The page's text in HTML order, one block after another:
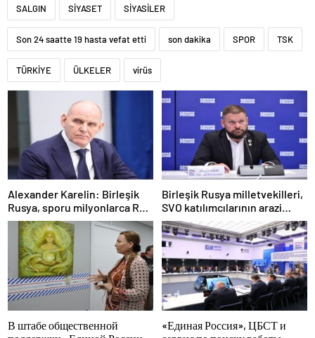
SALGIN SİYASET SİYASİLER
Son 24 saatte 19 hasta vefat etti son dakika SPOR TSK
TÜRKİYE ÜLKELER virüs
Alexander Karelin: Birleşik
Rusya, sporu milyonlarca Rus
için erişilebilir kılıyor
Birleşik Rusya milletvekilleri,
SVO katılımcılarının arazi
sahibi olmalarına izin verecek
yasal düzenlemeler üzerinde
çalışacaklar
В штабе общественной
«Единая Россия», ЦБСТ и